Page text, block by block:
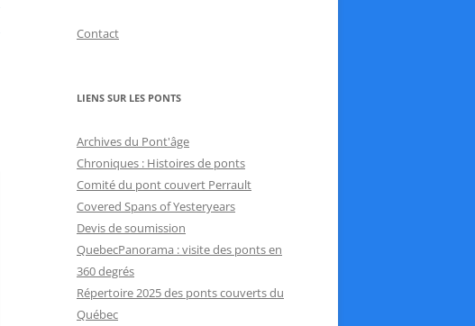
Contact
LIENS SUR LES PONTS
Archives du Pont'âge
Chroniques : Histoires de ponts
Comité du pont couvert Perrault
Covered Spans of Yesteryears
Devis de soumission
QuebecPanorama : visite des ponts en
360 degrés
Répertoire 2025 des ponts couverts du
Québec